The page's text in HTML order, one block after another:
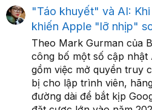
"Táo khuyết" và AI:
khiến Apple "lỡ nhịp"
Theo Mark Gurman của
công bố một số cập nhật
gồm việc mở quyền truy
bị cho lập trình viên,
đường dài để bắt kịp